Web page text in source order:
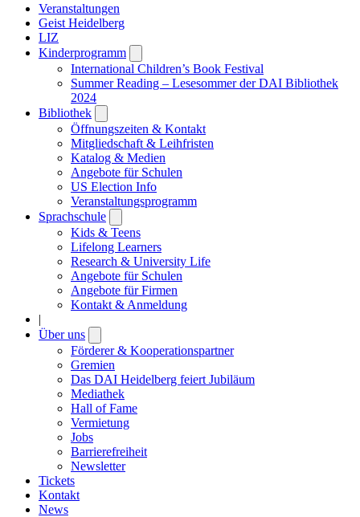
Veranstaltungen
Geist Heidelberg
LIZ
Kinderprogramm
submenu
International Children’s Book Festival
Summer Reading – Lesesommer der DAI Bibliothek
2024
Bibliothek
submenu
Öffnungszeiten & Kontakt
Mitgliedschaft & Leihfristen
Katalog & Medien
Angebote für Schulen
US Election Info
Veranstaltungsprogramm
Sprachschule
submenu
Kids & Teens
Lifelong Learners
Research & University Life
Angebote für Schulen
Angebote für Firmen
Kontakt & Anmeldung
|
Über uns
submenu
Förderer & Kooperationspartner
Gremien
Das DAI Heidelberg feiert Jubiläum
Mediathek
Hall of Fame
Vermietung
Jobs
Barrierefreiheit
Newsletter
Tickets
Kontakt
News